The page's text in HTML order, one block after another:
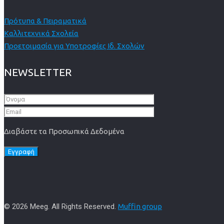
Πρότυπα & Πειραματικά
Καλλιτεχνικά Σχολεία
Προετοιμασία για Υποτροφίες Ιδ. Σχολών
NEWSLETTER
Διαβάστε τα Προσωπικά Δεδομένα
© 2026 Meeg. All Rights Reserved. Muffin group